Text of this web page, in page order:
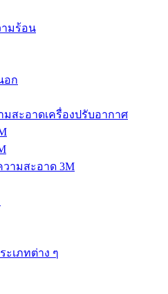
ามร้อน
อก
มสะอาดเครื่องปรับอากาศ
วามสะอาด 3M
ะเภทต่าง ๆ